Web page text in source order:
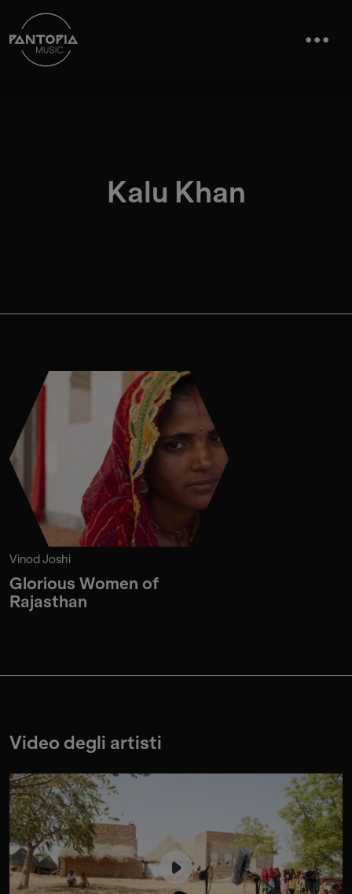
Kalu Khan
Vinod Joshi
Glorious Women of
Rajasthan
Video degli artisti